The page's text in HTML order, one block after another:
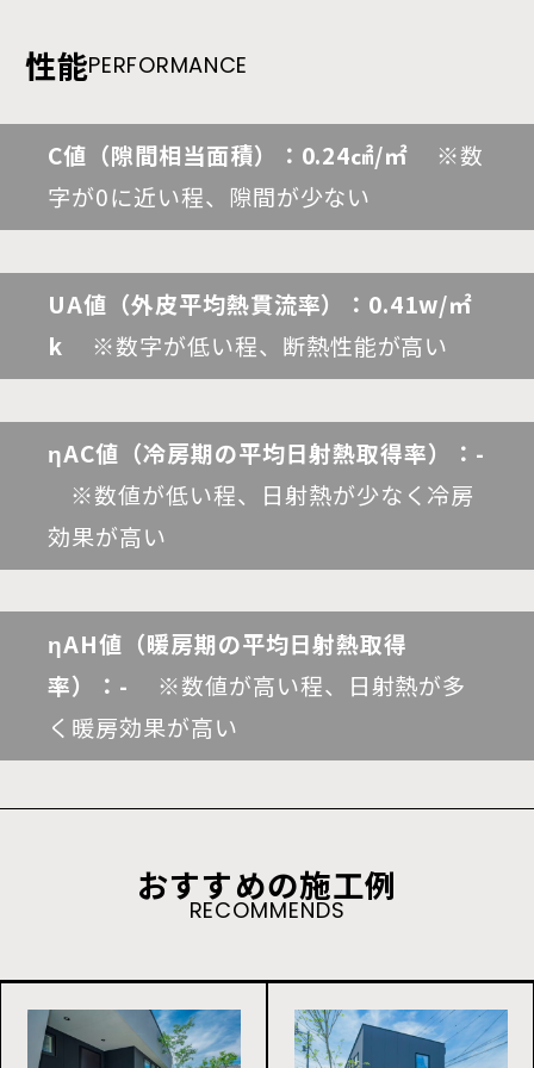
性能PERFORMANCE
C値（隙間相当面積）：0.24㎠/㎡
※数
字が0に近い程、隙間が少ない
UA値（外皮平均熱貫流率）：0.41w/㎡
k
※数字が低い程、断熱性能が高い
ηAC値（冷房期の平均日射熱取得率）：-
※数値が低い程、日射熱が少なく冷房
効果が高い
ηAH値（暖房期の平均日射熱取得
率）：-
※数値が高い程、日射熱が多
く暖房効果が高い
おすすめの施工例
RECOMMENDS